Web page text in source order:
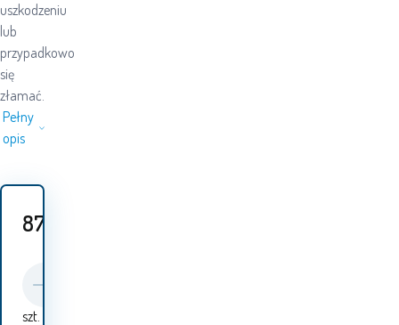
uszkodzeniu
lub
przypadkowo
się
złamać.
Pełny
opis
87
szt.